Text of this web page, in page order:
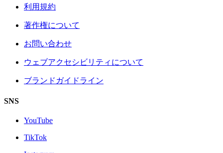
利用規約
著作権について
お問い合わせ
ウェブアクセシビリティについて
ブランドガイドライン
SNS
YouTube
TikTok